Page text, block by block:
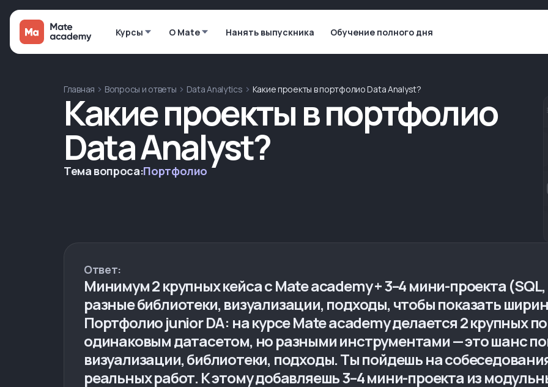
Курсы О Mate Нанять выпускника Обучение полного дня
Главная Вопросы и ответы Data Analytics Какие проекты в портфолио Data Analyst?
Какие проекты в портфолио
Data Analyst?
Тема вопроса:Портфолио
Ответ:
Минимум 2 крупных кейса с Mate academy + 3–4 мини-проекта
разные библиотеки, визуализации, подходы, чтобы показать
Портфолио junior DA: на курсе Mate academy делается 2 крупных
одинаковым датасетом, но разными инструментами — это шанс
визуализации, библиотеки, подходы. Ты пойдешь на
реальных работ. К этому добавляешь 3–4 мини-проекта из